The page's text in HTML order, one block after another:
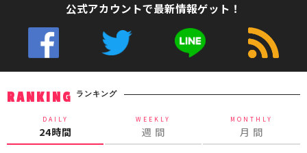
公式アカウントで最新情報ゲット！
RANKING ランキング
DAILY
24時間
WEEKLY
週 間
MONTHLY
月 間